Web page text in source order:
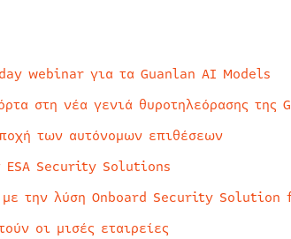
webinar για τα Guanlan AI Models
στη νέα γενιά θυροτηλεόρασης της
των αυτόνομων επιθέσεων
ESA Security Solutions
την λύση Onboard Security Solution
οι μισές εταιρείες